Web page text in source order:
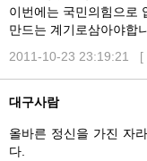
이번에는 국민의힘으로
만드는 계기로삼아야합
2011-10-23 23:19:21 [
대구사람
올바른 정신을 가진 자
다.